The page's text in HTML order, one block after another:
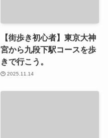
【街歩き初心者】東京大神
宮から九段下駅コースを歩
きで行こう。
2025.11.14